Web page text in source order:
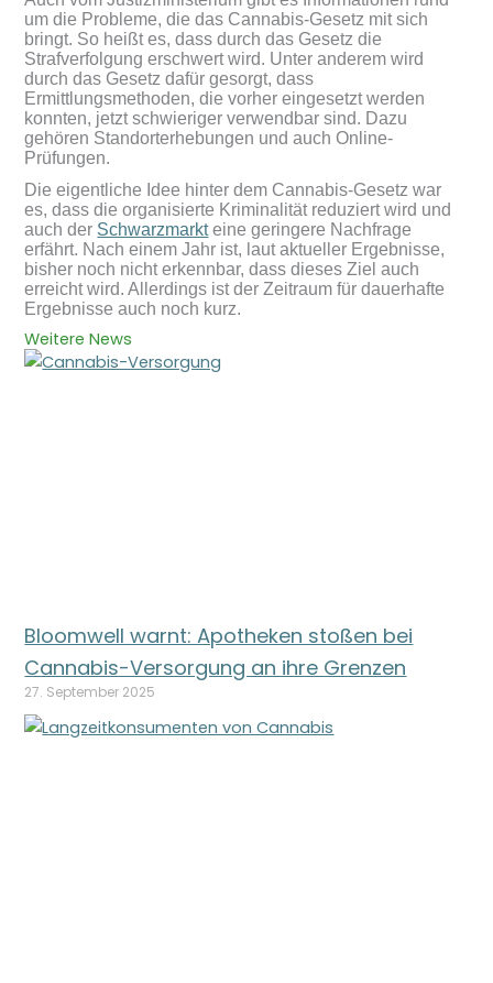
um die Probleme, die das Cannabis-Gesetz mit sich
bringt. So heißt es, dass durch das Gesetz die
Strafverfolgung erschwert wird. Unter anderem wird
durch das Gesetz dafür gesorgt, dass
Ermittlungsmethoden, die vorher eingesetzt werden
konnten, jetzt schwieriger verwendbar sind. Dazu
gehören Standorterhebungen und auch Online-
Prüfungen.
Die eigentliche Idee hinter dem Cannabis-Gesetz war
es, dass die organisierte Kriminalität reduziert wird und
auch der Schwarzmarkteine geringere Nachfrage
erfährt. Nach einem Jahr ist, laut aktueller Ergebnisse,
bisher noch nicht erkennbar, dass dieses Ziel auch
erreicht wird. Allerdings ist der Zeitraum für dauerhafte
Ergebnisse auch noch kurz.
Weitere News
Bloomwell warnt: Apotheken stoßen bei
Cannabis-Versorgung an ihre Grenzen
27. September 2025